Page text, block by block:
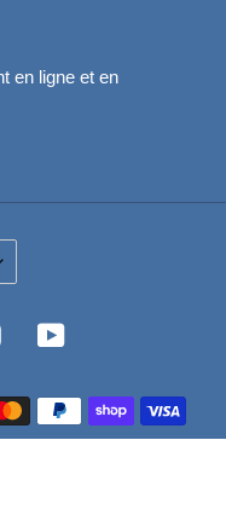
en ligne et en
InstagramYouTube